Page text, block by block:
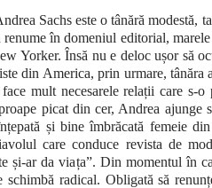
Sachs este o tânără modestă,
renume în domeniul editorial,
Yorker. Însă nu e deloc ușor să
din America, prin urmare, tânăra
mult necesarele relații care s-o
picat din cer, Andrea ajunge
și bine îmbrăcată femeie
care conduce revista de
și-ar da viața”. Din momentul în
schimbă radical. Obligată să